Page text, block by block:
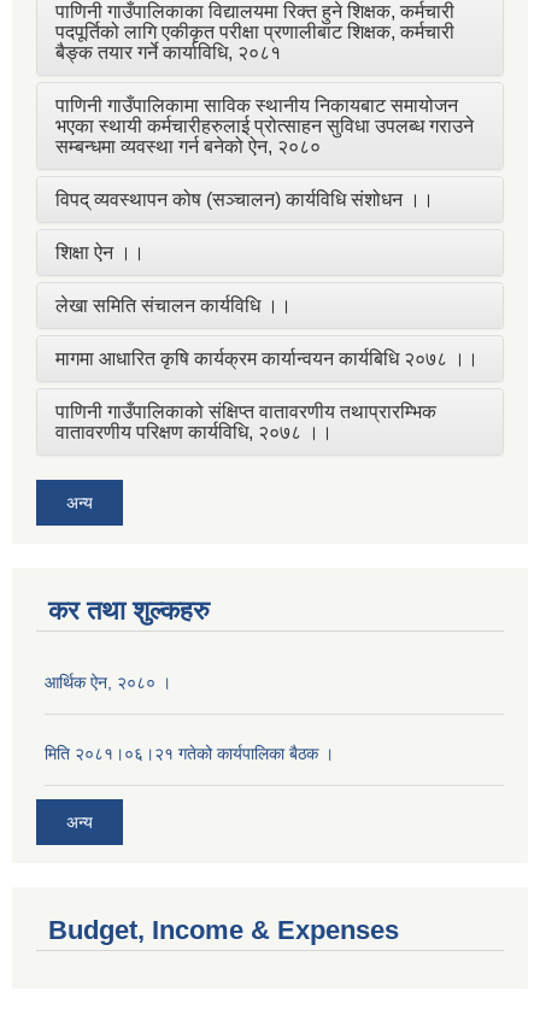
पाणिनी गाउँपालिकाका विद्यालयमा रिक्त हुने शिक्षक, कर्मचारी
पदपूर्तिको लागि एकीकृत परीक्षा प्रणालीबाट शिक्षक, कर्मचारी
बैङ्क तयार गर्ने कार्याविधि, २०८१
पाणिनी गाउँपालिकामा साविक स्थानीय निकायबाट समायोजन
भएका स्थायी कर्मचारीहरुलाई प्रोत्साहन सुविधा उपलब्ध गराउने
सम्बन्धमा व्यवस्था गर्न बनेको ऐन, २०८०
विपद् व्यवस्थापन कोष (सञ्चालन) कार्यविधि संशोधन ।।
शिक्षा ऐन ।।
लेखा समिति संचालन कार्यविधि ।।
मागमा आधारित कृषि कार्यक्रम कार्यान्वयन कार्यबिधि २०७८ ।।
पाणिनी गाउँपालिकाको संक्षिप्त वातावरणीय तथाप्रारम्भिक
वातावरणीय परिक्षण कार्यविधि, २०७८ ।।
अन्य
कर तथा शुल्कहरु
आर्थिक ऐन, २०८० ।
मिति २०८१।०६।२१ गतेको कार्यपालिका बैठक ।
अन्य
Budget, Income & Expenses